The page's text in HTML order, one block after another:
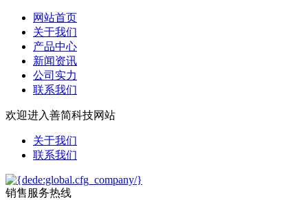
网站首页
关于我们
产品中心
新闻资讯
公司实力
联系我们
欢迎进入善简科技网站
关于我们
联系我们
销售服务热线